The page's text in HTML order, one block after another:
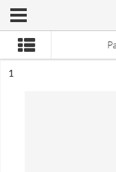
Ouvrir le menu déroulant
n°
1